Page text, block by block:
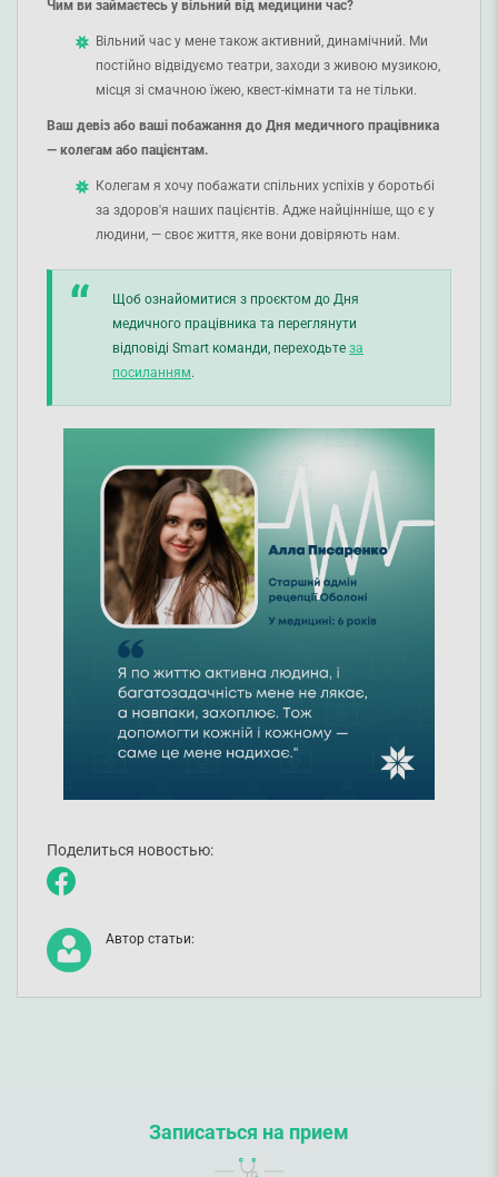
Чим ви займаєтесь у вільний від медицини час?
Вільний час у мене також активний, динамічний. Ми
постійно відвідуємо театри, заходи з живою музикою,
місця зі смачною їжею, квест-кімнати та не тільки.
Ваш девіз або ваші побажання до Дня медичного працівника
— колегам або пацієнтам.
Колегам я хочу побажати спільних успіхів у боротьбі
за здоров'я наших пацієнтів. Адже найцінніше, що є у
людини, — своє життя, яке вони довіряють нам.
Щоб ознайомитися з проєктом до Дня
медичного працівника та переглянути
відповіді Smart команди, переходьте за
посиланням.
Поделиться новостью:
Автор статьи:
Записаться на прием